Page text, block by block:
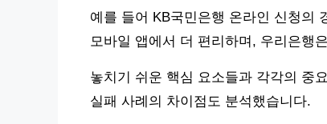
예를 들어 KB국민은행 온라인 신청의
모바일 앱에서 더 편리하며, 우리은행
놓치기 쉬운 핵심 요소들과 각각의 중
실패 사례의 차이점도 분석했습니다.